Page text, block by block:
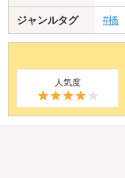
ジャンルタグ #橋
人気度